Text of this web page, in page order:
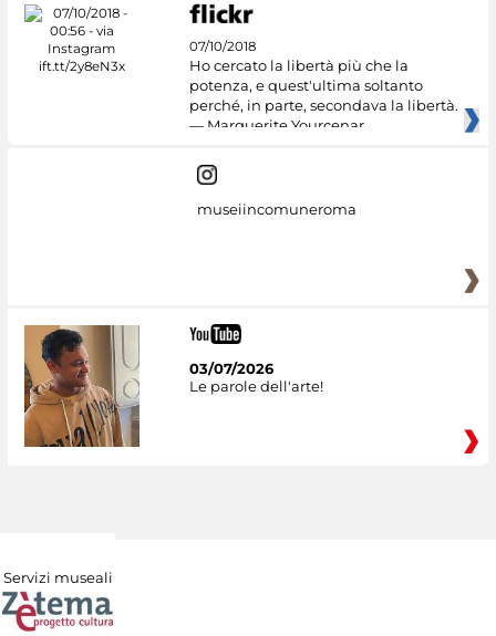
07/10/2018
Ho cercato la libertà più che la
potenza, e quest'ultima soltanto
perché, in parte, secondava la libertà.
— Marguerite Yourcenar
museiincomuneroma
03/07/2026
Le parole dell'arte!
Servizi museali